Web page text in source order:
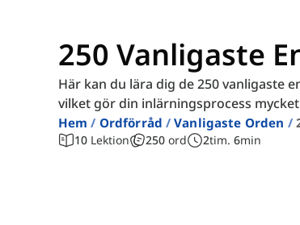
250 Vanligaste
Här kan du lära dig de 250 vanligaste
vilket gör din inlärningsprocess
Hem Ordförråd Vanligaste Orden
10 Lektion 250 ord 2tim. 6min